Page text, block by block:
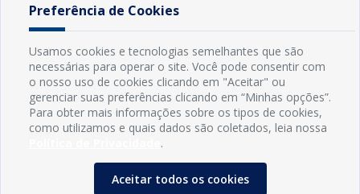
Preferência de Cookies
Usamos cookies e tecnologias semelhantes que são
necessárias para operar o site. Você pode consentir com
o nosso uso de cookies clicando em "Aceitar" ou
gerenciar suas preferências clicando em “Minhas opções”.
Para obter mais informações sobre os tipos de cookies,
como utilizamos e quais dados são coletados, leia nossa
.
Aceitar todos os cookies